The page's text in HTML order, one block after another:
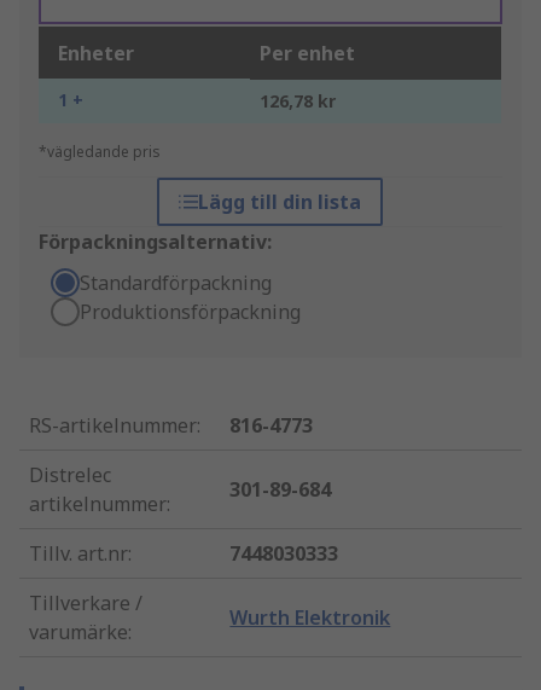
Enheter Per enhet
1 + 126,78 kr
*vägledande pris
Lägg till din lista
Förpackningsalternativ:
Standardförpackning
Produktionsförpackning
RS-artikelnummer:
816-4773
Distrelec
artikelnummer:
301-89-684
Tillv. art.nr:
7448030333
Tillverkare /
varumärke:
Wurth Elektronik